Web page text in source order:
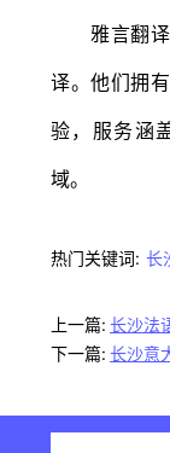
雅言翻译
译。他们拥
验，服务涵
域。
热门关键词: 长
上一篇: 长沙法
下一篇: 长沙意